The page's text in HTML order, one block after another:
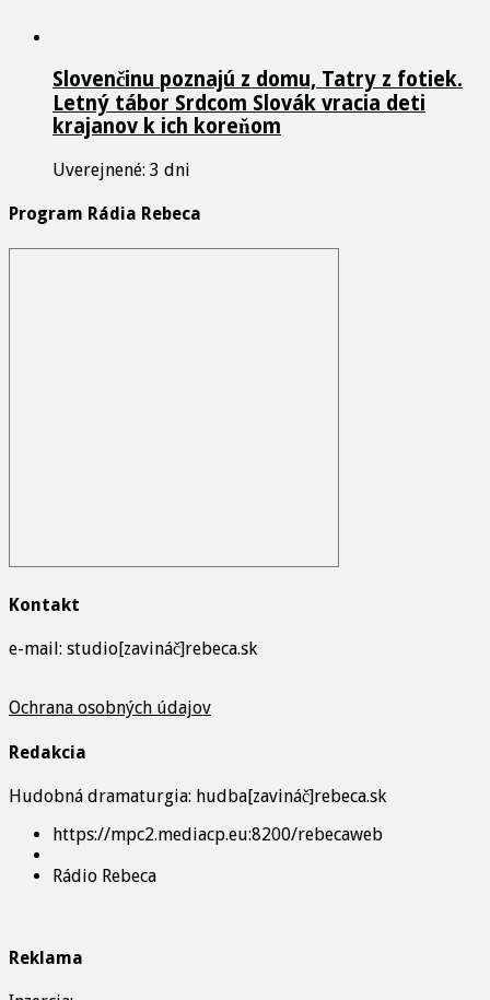
Slovenčinu poznajú z domu, Tatry z fotiek.
Letný tábor Srdcom Slovák vracia deti
krajanov k ich koreňom
Uverejnené: 3 dni
Program Rádia Rebeca
Kontakt
e-mail: studio[zavináč]rebeca.sk
Ochrana osobných údajov
Redakcia
Hudobná dramaturgia: hudba[zavináč]rebeca.sk
https://mpc2.mediacp.eu:8200/rebecaweb
Rádio Rebeca
Reklama